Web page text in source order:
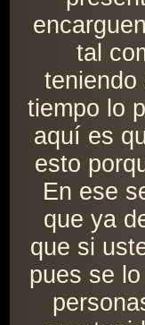
tal
teniendo
tiempo lo
aquí es
esto
En ese
que ya
que si
pues se